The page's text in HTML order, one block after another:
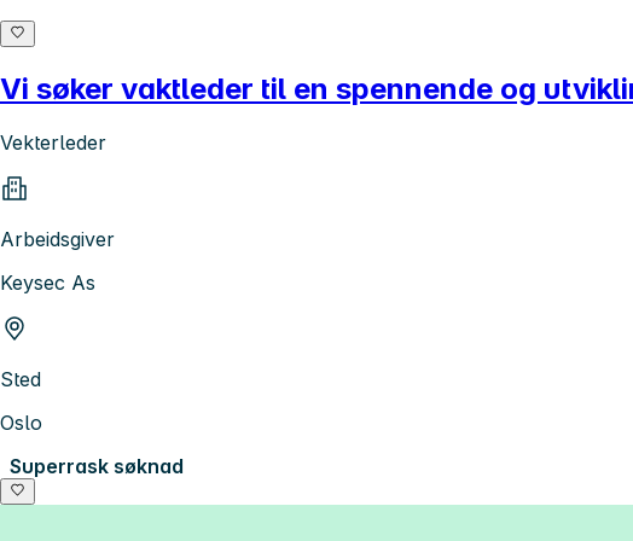
Vi søker vaktleder til en spennende og
Vekterleder
Arbeidsgiver
Keysec As
Sted
Oslo
Superrask søknad